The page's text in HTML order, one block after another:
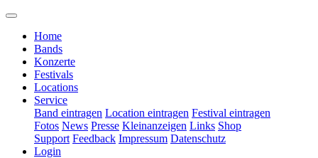
Home
Bands
Konzerte
Festivals
Locations
Service
Band eintragen Location eintragen Festival eintragen
Fotos News Presse Kleinanzeigen Links Shop
Support Feedback Impressum Datenschutz
Login